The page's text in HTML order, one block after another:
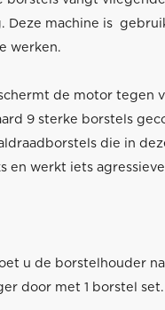
Deze machine is
werken.
de motor tegen
9 sterke borstels
die in
en werkt iets
u de borstelhouder
door met 1 borstel set.